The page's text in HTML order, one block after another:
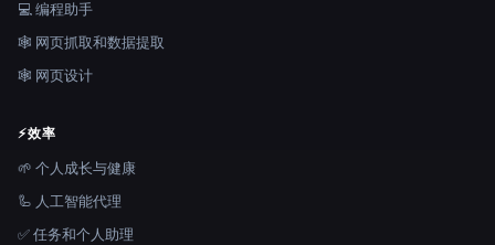
💻 编程助手
🕸️ 网页抓取和数据提取
🕸 网页设计
⚡效率
🌱 个人成长与健康
🦾 人工智能代理
✅ 任务和个人助理